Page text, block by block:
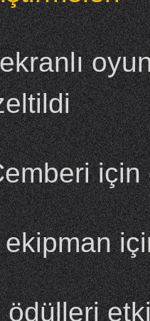
için
ödülleri